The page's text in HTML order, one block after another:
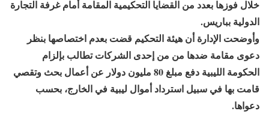
خلال فوزها بعدد من القضايا التحكيمية المقامة أمام غرفة التجارة
الدولية بباريس.
وأوضحت الإدارة أن هيئة التحكيم قضت بعدم اختصاصها بنظر
دعوى مقامة ضدها من من إحدى الشركات تطالب بإلزام
الحكومة الليبية دفع مبلغ 80 مليون دولار عن أعمال بحث وتقصي
قامت بها في سبيل استرداد أموال ليبية في الخارج، بحسب
دعواها.